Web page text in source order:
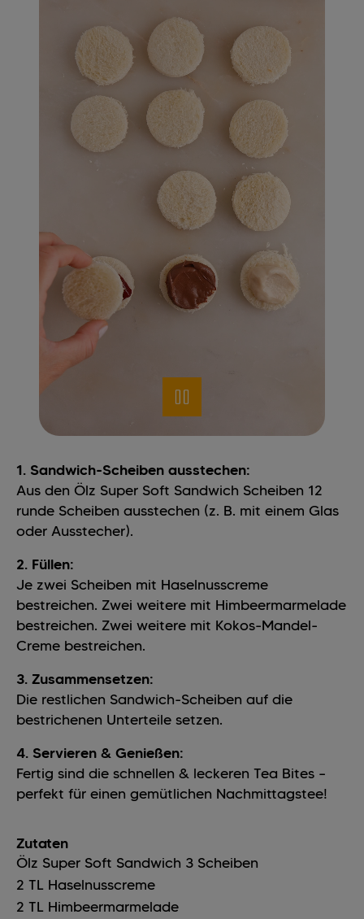
1. Sandwich-Scheiben ausstechen:
Aus den Ölz Super Soft Sandwich Scheiben 12
runde Scheiben ausstechen (z. B. mit einem Glas
oder Ausstecher).
2. Füllen:
Je zwei Scheiben mit Haselnusscreme
bestreichen. Zwei weitere mit Himbeermarmelade
bestreichen. Zwei weitere mit Kokos-Mandel-
Creme bestreichen.
3. Zusammensetzen:
Die restlichen Sandwich-Scheiben auf die
bestrichenen Unterteile setzen.
4. Servieren & Genießen:
Fertig sind die schnellen & leckeren Tea Bites –
perfekt für einen gemütlichen Nachmittagstee!
Zutaten
Ölz Super Soft Sandwich 3 Scheiben
2 TL Haselnusscreme
2 TL Himbeermarmelade